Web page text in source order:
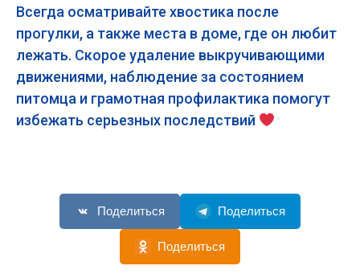
Всегда осматривайте хвостика после
прогулки, а также места в доме, где он любит
лежать. Скорое удаление выкручивающими
движениями, наблюдение за состоянием
питомца и грамотная профилактика помогут
избежать серьезных последствий
Поделиться Поделиться
Поделиться